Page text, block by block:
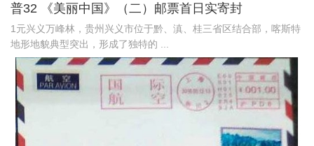
普32 《美丽中国》（二）邮票首日实寄封
1元兴义万峰林，贵州兴义市位于黔、滇、桂三省区结合部，喀斯特
地形地貌典型突出，形成了独特的 ...